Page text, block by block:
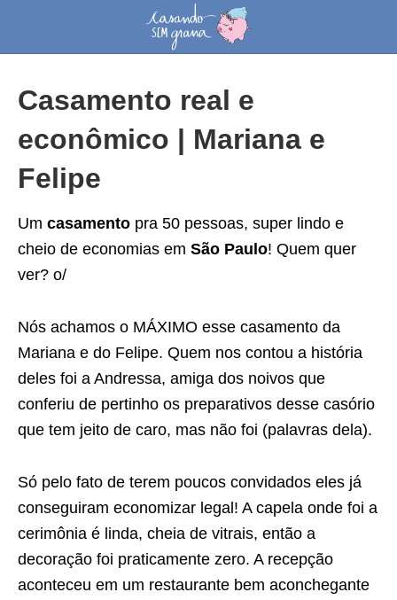
Casamento real e
econômico | Mariana e
Felipe
Um casamento pra 50 pessoas, super lindo e
cheio de economias em São Paulo! Quem quer
ver? o/
Nós achamos o MÁXIMO esse casamento da
Mariana e do Felipe. Quem nos contou a história
deles foi a Andressa, amiga dos noivos que
conferiu de pertinho os preparativos desse casório
que tem jeito de caro, mas não foi (palavras dela).
Só pelo fato de terem poucos convidados eles já
conseguiram economizar legal! A capela onde foi a
cerimônia é linda, cheia de vitrais, então a
decoração foi praticamente zero. A recepção
aconteceu em um restaurante bem aconchegante